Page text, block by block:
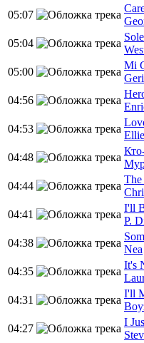
05:07
05:04
05:00
Mi
04:56
04:53
04:48
04:44
04:41
I'll
P.
04:38
Nea
04:35
It's
04:31
I'll
04:27
I